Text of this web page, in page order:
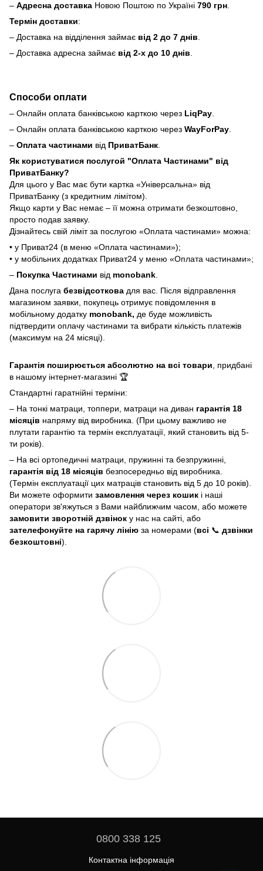
– Адресна доставка Новою Поштою по Україні 790 грн
Термін доставки:
– Доставка на відділення займає від 2 до 7 днів
– Доставка адресна займає від 2-х до 10 днів
Способи оплати
– Онлайн оплата банківською карткою через LiqPay
– Онлайн оплата банківською карткою через WayForPay
– Оплата частинами від ПриватБанк
Як користуватися послугой "Оплата Частинами" від
ПриватБанку?
Для цього у Вас має бути картка «Універсальна» від
ПриватБанку (з кредитним лімітом).
Якщо карти у Вас немає – її можна отримати безкоштовно,
просто подав заявку.
Дізнайтесь свій ліміт за послугою «Оплата частинами» можна:
• у Приват24 (в меню «Оплата частинами»);
• у мобільних додатках Приват24 у меню «Оплата частинами»;
– Покупка Частинами від monobank
Дана послуга безвідсоткова для вас. Після відправлення
магазином заявки, покупець отримує повідомлення в
мобільному додатку monobank, де буде можливість
підтвердити оплачу частинами та вибрати кількість платежів
(максимум на 24 місяці).
Гарантія поширюється абсолютно на всі товари , придбані
в нашому інтернет-магазині 🏆
Стандартні гаратнійні терміни:
– На тонкі матраци, топпери, матраци на диван гарантія 18
місяців напряму від виробника. (При цьому важливо не
плутати гарантію та термін експлуатації, який становить від 5-
ти років).
– На всі ортопедичні матраци, пружинні та безпружинні,
гарантія від 18 місяців безпосередньо від виробника.
(Термін експлуатації цих матраців становить від 5 до 10 років).
Ви можете оформити замовлення через кошик і наші
оператори зв'яжуться з Вами найближчим часом, або можете
замовити зворотній дзвінок у нас на сайті, або
зателефонуйте на гарячу лінію за номерами (всі 📞 дзвінки
безкоштовні).
0800 338 125
Контактна інформація